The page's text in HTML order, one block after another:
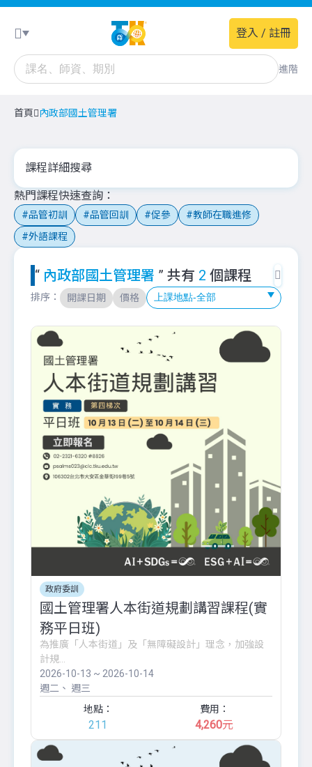
進階
登入 / 註冊
首頁 內政部國土管理署
課程詳細搜尋
熱門課程快速查詢
品管初訓 品管回訓 促參
教師在職進修
外語課程
“ 內政部國土管理署 ” 共有 2 個課程
排序： 開課日期 價格
政府委訓
國土管理署人本街道規劃講習課程(實
務平日班)
為推廣「人本街道」及「無障礙設計」理念，加強設
計規...
2026-10-13 ~ 2026-10-14
週二
週三
地點：
211
費用：
4,260元